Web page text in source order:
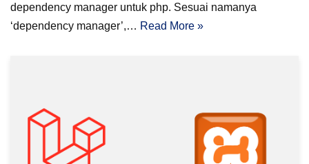
dependency manager untuk php. Sesuai namanya
‘dependency manager’,… Read More »